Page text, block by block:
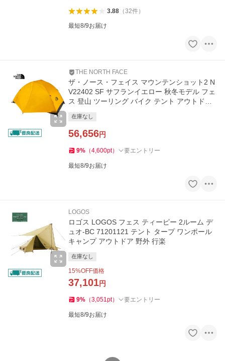
3.88（32件）
最短8/9お届け
THE NORTH FACE
ザ・ノース・フェイス マウンテンショット2 N
V22402 SF サフランイエロー 秋冬モデル フェ
ス 登山 ツーリング バイク テント アウトドア
在庫なし
56,656円
9% （4,600pt） 要エントリー
最短8/9お届け
LOGOS
ロゴス LOGOS フェス ティーピー 2ルーム デ
ュオ-BC 71201121 テント タープ ワンポール
キャンプ アウトドア 野外 行楽
在庫なし
15%OFF価格
37,101円
9% （3,051pt） 要エントリー
最短8/9お届け